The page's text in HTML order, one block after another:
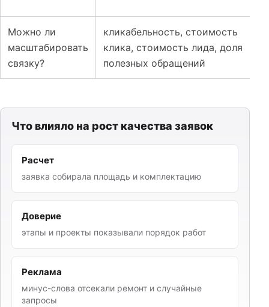
Можно ли
масштабировать
связку?
кликабельность, стоимость
клика, стоимость лида, доля
полезных обращений
Что влияло на рост качества заявок
Расчет
заявка собирала площадь и комплектацию
Доверие
этапы и проекты показывали порядок работ
Реклама
минус-слова отсекали ремонт и случайные
запросы